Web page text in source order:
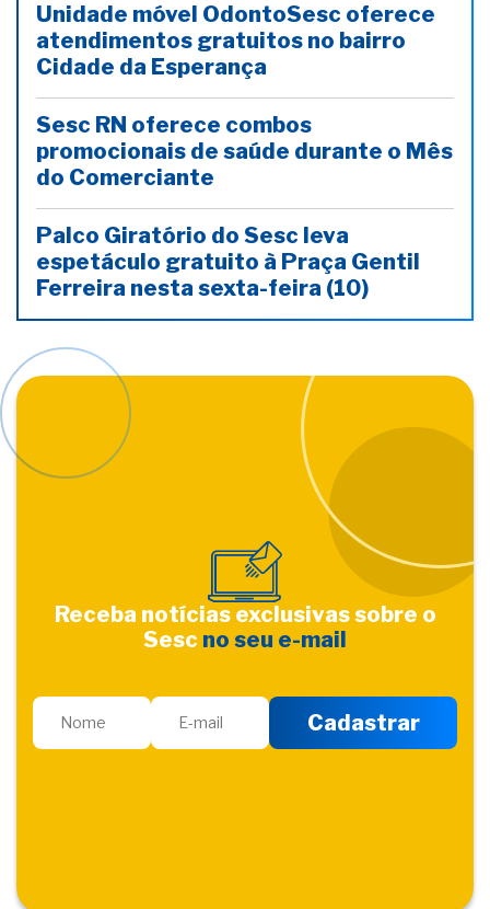
Unidade móvel OdontoSesc oferece
atendimentos gratuitos no bairro
Cidade da Esperança
Sesc RN oferece combos
promocionais de saúde durante o Mês
do Comerciante
Palco Giratório do Sesc leva
espetáculo gratuito à Praça Gentil
Ferreira nesta sexta-feira (10)
Receba notícias exclusivas sobre o
Sesc no seu e-mail